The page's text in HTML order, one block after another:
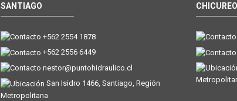
SANTIAGO
+562 2554 1878
+562 2556 6449
nestor@puntohidraulico.cl
San Isidro 1466, Santiago, Región
Metropolitana
CHICUREO